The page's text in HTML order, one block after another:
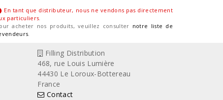
En tant que distributeur, nous ne vendons pas directement
particuliers.
acheter nos produits, veuillez consulter notre liste de
.
Filling Distribution
468, rue Louis Lumière
44430 Le Loroux-Bottereau
France
Contact